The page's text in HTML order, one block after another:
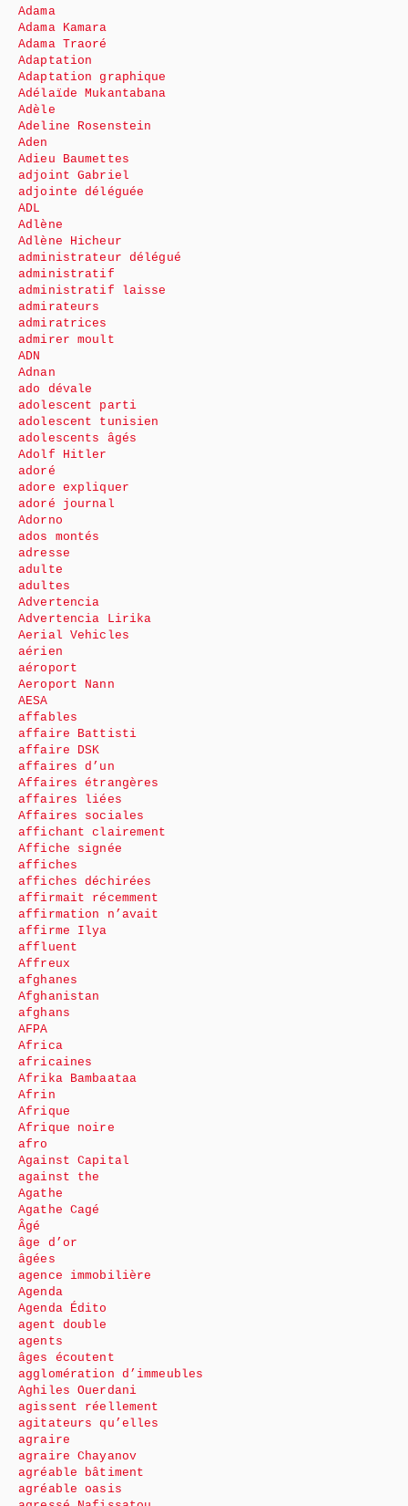
Adama
Adama Kamara
Adama Traoré
Adaptation
Adaptation graphique
Adélaïde Mukantabana
Adèle
Adeline Rosenstein
Aden
Adieu Baumettes
adjoint Gabriel
adjointe déléguée
ADL
Adlène
Adlène Hicheur
administrateur délégué
administratif
administratif laisse
admirateurs
admiratrices
admirer moult
ADN
Adnan
ado dévale
adolescent parti
adolescent tunisien
adolescents âgés
Adolf Hitler
adoré
adore expliquer
adoré journal
Adorno
ados montés
adresse
adulte
adultes
Advertencia
Advertencia Lirika
Aerial Vehicles
aérien
aéroport
Aeroport Nann
AESA
affables
affaire Battisti
affaire DSK
affaires d’un
Affaires étrangères
affaires liées
Affaires sociales
affichant clairement
Affiche signée
affiches
affiches déchirées
affirmait récemment
affirmation n’avait
affirme Ilya
affluent
Affreux
afghanes
Afghanistan
afghans
AFPA
Africa
africaines
Afrika Bambaataa
Afrin
Afrique
Afrique noire
afro
Against Capital
against the
Agathe
Agathe Cagé
Âgé
âge d’or
âgées
agence immobilière
Agenda
Agenda Édito
agent double
agents
âges écoutent
agglomération d’immeubles
Aghiles Ouerdani
agissent réellement
agitateurs qu’elles
agraire
agraire Chayanov
agréable bâtiment
agréable oasis